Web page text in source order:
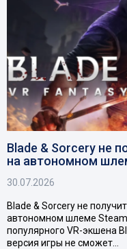
Blade & Sorcery не
на автономном
30.07.2026
Blade & Sorcery не
автономном шлеме
популярного VR-экшена
версия игры не сможет…